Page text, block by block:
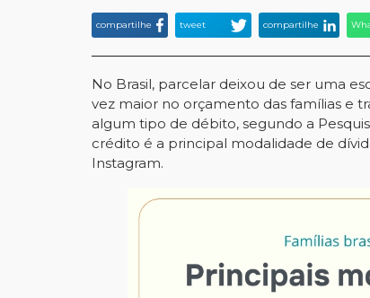
compartilhe tweet compartilhe
No Brasil, parcelar deixou de ser uma
vez maior no orçamento das famílias e
algum tipo de débito, segundo a
crédito é a principal modalidade de
Instagram.